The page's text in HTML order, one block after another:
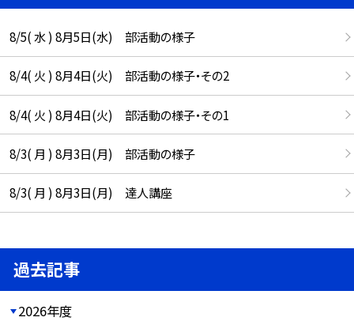
8/5( 水 ) 8月5日(水) 部活動の様子
8/4( 火 ) 8月4日(火) 部活動の様子・その2
8/4( 火 ) 8月4日(火) 部活動の様子・その1
8/3( 月 ) 8月3日(月) 部活動の様子
8/3( 月 ) 8月3日(月) 達人講座
過去記事
2026年度